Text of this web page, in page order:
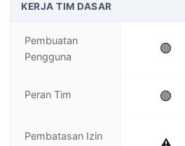
KERJA TIM DASAR
Pembuatan
Pengguna
🟢
Peran Tim 🟢
Pembatasan Izin